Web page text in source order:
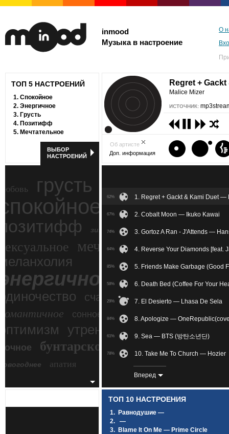
inmood
Музыка в настроение
О
ТОП 5 НАСТРОЕНИЙ
1. Спокойное
2. Энергичное
3. Грусть
4. Позитифф
5. Мечтательное
ВЫБОР
НАСТРОЕНИЙ
грусть
ностальгия
зимний экстрим
мечтательное
счастье
сонное
утреннее злость
бунтарское
беспокойное
апатия
Regret +
Malice Mizer
ИСТОЧНИК:
Об артисте
Доп. информация
62% 1. Regret + Gackt & Kami Duet —
67% 2. Cobalt Moon — Ikuko Kawai
74% 3. Gortoz A Ran - J'Attends —
64% 4. Reverse Your Diamonds [feat.
85% 5. Friends Make Garbage (Good
58% 6. Death Bed (Coffee For Your
29% 7. El Desierto — Lhasa De Sela
84% 8. Apologize —
61% 9. Sea — BTS (방탄소년단)
78% 10. Take Me To Church — Hozier
11. I'm Not The Only One — Sam
80% 12. Avalanches — IAMX
38%
Вперед
ТОП 10 НАСТРОЕНИЯ
1. Равнодушие —
2.
—
3. Blame It On Me — Prime Circle